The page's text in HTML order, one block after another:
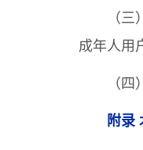
（
成年人用
（
附录